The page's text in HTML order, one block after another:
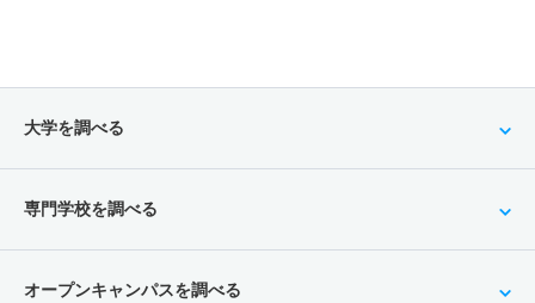
大学を調べる
専門学校を調べる
オープンキャンパスを調べる